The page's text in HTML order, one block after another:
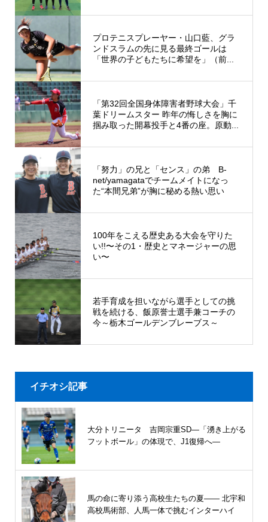
プロテニスプレーヤー・山口藍、グラ
ンドスラムの先に見る最終ゴールは
「世界の子どもたちに希望を」（前...
「第32回全国身体障害者野球大会」千
葉ドリームスター 昨年の悔しさを胸に
掴み取った開幕投手と4番の座。原動...
「努力」の兄と「センス」の弟 B-
net/yamagataでチームメイトになっ
た“本間兄弟”が胸に秘める熱い思い
100年をこえる歴史ある大会を守りた
い!!〜その1・歴史とマネージャーの思
い〜
若手育成を担いながら選手としての挑
戦を続ける、飯原誉士選手兼コーチの
今～栃木ゴールデンブレーブス～
イチオシ記事
大分トリニータ 吉岡宗重SD―「湧き上がる
フットボール」の体現で、J1復帰へ―
馬の命に寄り添う高校生たちの夏—— 北宇和
高校馬術部、人馬一体で挑むインターハイ